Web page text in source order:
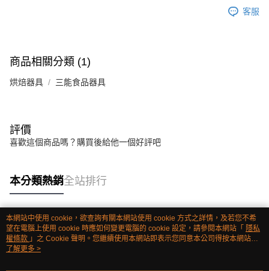
客服
商品相關分類 (1)
烘焙器具 三能食品器具
評價
喜歡這個商品嗎？購買後給他一個好評吧
本分類熱銷全站排行
熱門標籤
本網站中使用 cookie，欲查詢有關本網站使用 cookie 方式之詳情，及若您不希
望在電腦上使用 cookie 時應如何變更電腦的 cookie 設定，請參閱本網站「 隱私
權條款 」之 Cookie 聲明。您繼續使用本網站即表示您同意本公司得按本網站使
用條款之 Cookie 聲明使用 cookie。
了解更多 >